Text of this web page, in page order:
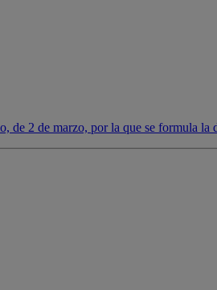
2 de marzo, por la que se formula